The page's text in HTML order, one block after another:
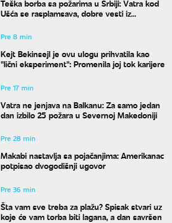
Teška borba sa požarima u Srbiji: Vatra kod
Ušća se rasplamsava, dobre vesti iz
Pre 8 min
Kejt Bekinsejl je ovu ulogu prihvatila kao
"lični eksperiment": Promenila joj tok karijere
Pre 17 min
Vatra ne jenjava na Balkanu: Za samo jedan
dan izbilo 25 požara u Severnoj Makedoniji
Pre 28 min
Makabi nastavlja sa pojačanjima: Amerikanac
potpisao dvogodišnji ugovor
Pre 36 min
Šta vam sve treba za plažu? Spisak stvari uz
koje će vam torba biti lagana, a dan savršen